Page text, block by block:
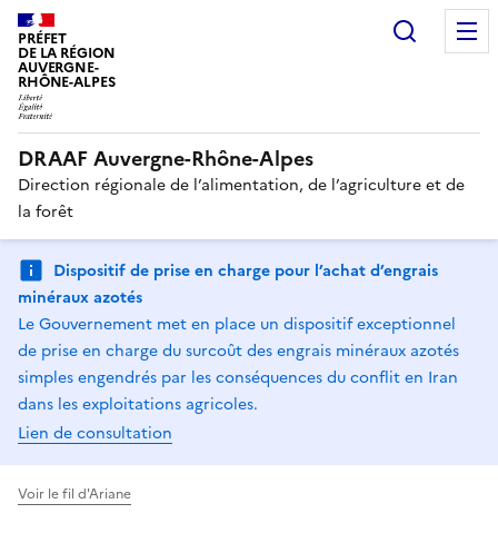
PRÉFET
DE LA RÉGION
AUVERGNE-
RHÔNE-ALPES
DRAAF Auvergne-Rhône-Alpes
Direction régionale de l’alimentation, de l’agriculture et de
la forêt
Dispositif de prise en charge pour l’achat d’engrais
minéraux azotés
Le Gouvernement met en place un dispositif exceptionnel
de prise en charge du surcoût des engrais minéraux azotés
simples engendrés par les conséquences du conflit en Iran
dans les exploitations agricoles.
Lien de consultation
Voir le fil d'Ariane